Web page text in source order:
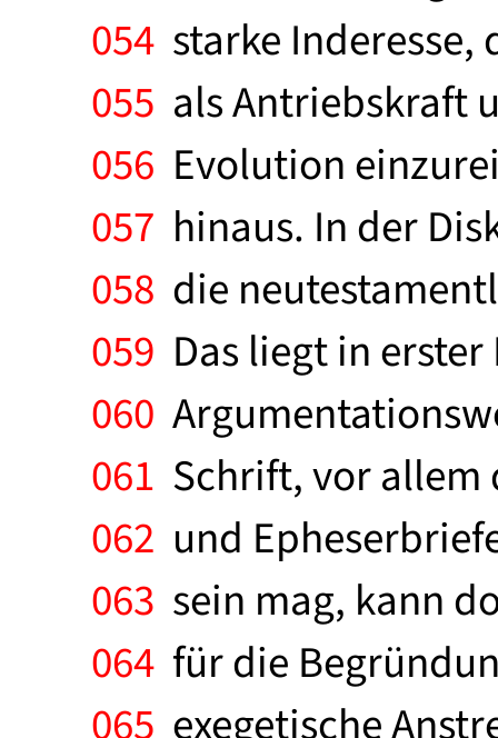
054 starke Inderesse,
055 als Antriebskraft
056 Evolution
057 hinaus. In der
058 die
059 Das liegt in
060
061 Schrift, vor allem
062 und
063 sein mag, kann
064 für die